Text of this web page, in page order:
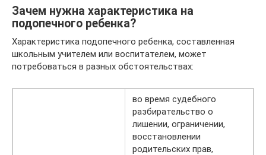
Зачем нужна характеристика на
подопечного ребенка?
Характеристика подопечного ребенка, составленная
школьным учителем или воспитателем, может
потребоваться в разных обстоятельствах:
во время судебного
разбирательство о
лишении, ограничении,
восстановлении
родительских прав,